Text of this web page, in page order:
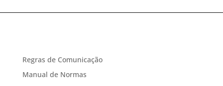
Regras de Comunicação
Manual de Normas